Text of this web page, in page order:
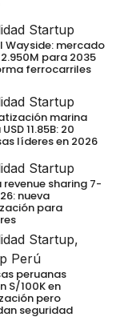
Startup
Wayside: mercado
2.950M para 2035
ferrocarriles
Startup
marina
11.85B: 20
líderes en 2026
Startup
revenue sharing 7-
nueva
para
Startup,
Perú
peruanas
S/100K en
pero
seguridad